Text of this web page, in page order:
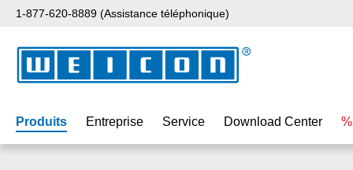
au contenu principal
Passer à la recherche
Passer à la navigation principale
1-877-620-8889 (Assistance téléphonique)
Produits Entreprise Service Download Center